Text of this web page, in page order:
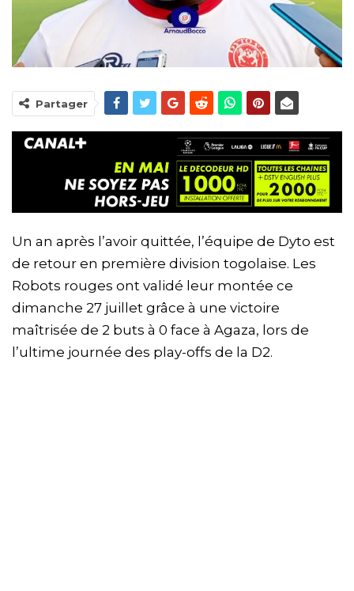
Partager
Un an après l’avoir quittée, l’équipe de Dyto est
de retour en première division togolaise. Les
Robots rouges ont validé leur montée ce
dimanche 27 juillet grâce à une victoire
maîtrisée de 2 buts à 0 face à Agaza, lors de
l’ultime journée des play-offs de la D2.